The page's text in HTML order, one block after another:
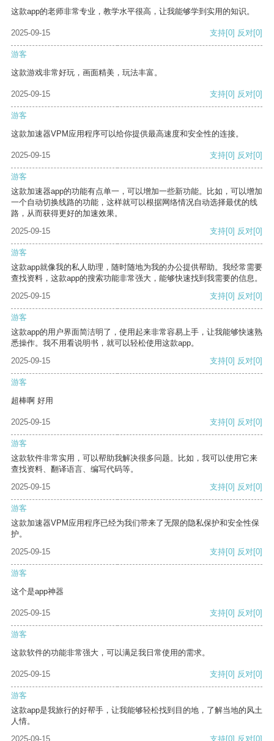
这款app的老师非常专业，教学水平很高，让我能够学到实用的知识。
2025-09-15 支持[0] 反对[0]
游客
这款游戏非常好玩，画面精美，玩法丰富。
2025-09-15 支持[0] 反对[0]
游客
这款加速器VPM应用程序可以给你提供最高速度和安全性的连接。
2025-09-15 支持[0] 反对[0]
游客
这款加速器app的功能有点单一，可以增加一些新功能。比如，可以增加
一个自动切换线路的功能，这样就可以根据网络情况自动选择最优的线
路，从而获得更好的加速效果。
2025-09-15
支持[0] 反对[0]
游客
这款app就像我的私人助理，随时随地为我的办公提供帮助。我经常需要
查找资料，这款app的搜索功能非常强大，能够快速找到我需要的信息。
2025-09-15
支持[0] 反对[0]
游客
这款app的用户界面简洁明了，使用起来非常容易上手，让我能够快速熟
悉操作。我不用看说明书，就可以轻松使用这款app。
2025-09-15
支持[0] 反对[0]
游客
超棒啊 好用
2025-09-15 支持[0] 反对[0]
游客
这款软件非常实用，可以帮助我解决很多问题。比如，我可以使用它来
查找资料、翻译语言、编写代码等。
2025-09-15
支持[0] 反对[0]
游客
这款加速器VPM应用程序已经为我们带来了无限的隐私保护和安全性保
护。
2025-09-15
支持[0] 反对[0]
游客
这个是app神器
2025-09-15 支持[0] 反对[0]
游客
这款软件的功能非常强大，可以满足我日常使用的需求。
2025-09-15 支持[0] 反对[0]
游客
这款app是我旅行的好帮手，让我能够轻松找到目的地，了解当地的风土
人情。
2025-09-15
支持[0] 反对[0]